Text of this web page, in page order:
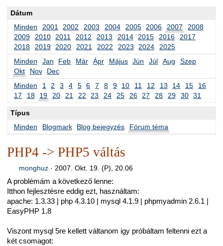
Dátum
Minden
2001 2002 2003 2004 2005 2006 2007
2008
2009
2010 2011 2012 2013 2014 2015 2016
2017
2018
2019 2020 2021 2022 2023 2024
2025
Minden
Jan Feb Már Ápr Május Jún Júl Aug
Szep
Okt
Nov
Dec
Minden
1 2 3 4 5 6 7 8 9 10 11 12 13 14 15
16
17
18 19 20 21 22 23 24 25 26 27 28 29 30 31
Típus
Minden
Blogmark Blog bejegyzés Fórum téma
PHP4 -> PHP5 váltás
monghuz· 2007. Okt. 19. (P), 20.06
A problémám a következő lenne:
Itthon fejlesztésre eddig ezt, használtam:
apache: 1.3.33 | php 4.3.10 | mysql 4.1.9 | phpmyadmin 2.6.1 |
EasyPHP 1.8
Viszont mysql 5re kellett váltanom igy próbáltam feltenni ezt a
két csomagot: